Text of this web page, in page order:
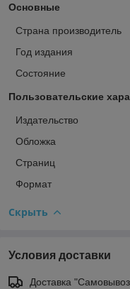
Основные
Страна производитель
Год издания
Состояние
Пользовательские
Издательство
Обложка
Страниц
Формат
Скрыть
Условия доставки
Доставка